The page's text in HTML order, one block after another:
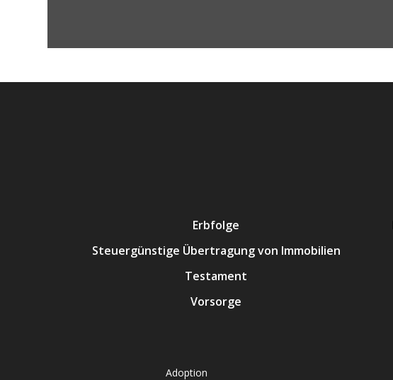
Erbfolge
Steuergünstige Übertragung von Immobilien
Testament
Vorsorge
Adoption